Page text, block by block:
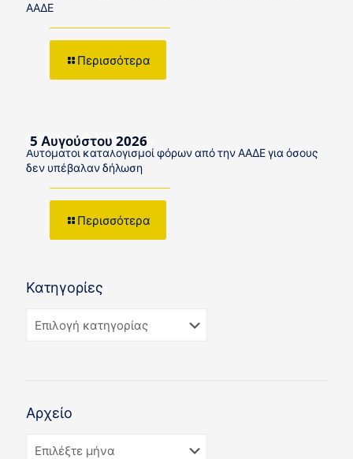
ΑΑΔΕ
Περισσότερα
5 Αυγούστου 2026
Αυτόματοι καταλογισμοί φόρων από την ΑΑΔΕ για όσους
δεν υπέβαλαν δήλωση
Περισσότερα
Κατηγορίες
Αρχείο